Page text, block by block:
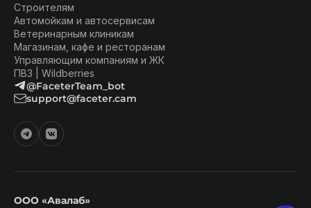
Строителям
Автомойкам и автосервисам
Ветеринарным клиникам
Магазинам, кафе и ресторанам
Управляющим компаниям и ЖК
ПВЗ | Wildberries
@FaceterTeam_bot
support@faceter.cam
ООО «Авалаб»